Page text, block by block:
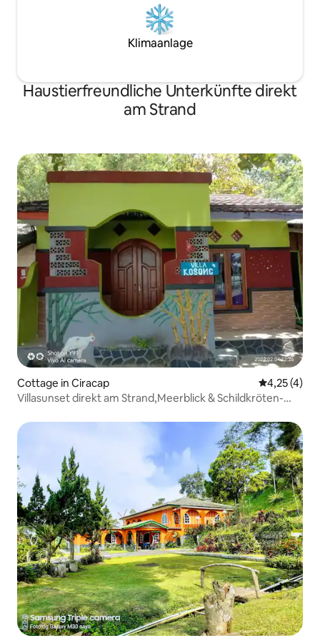
Klimaanlage
Haustierfreundliche Unterkünfte direkt
am Strand
Cottage in Ciracap
4,25 (4)
Villasunset direkt am Strand,Meerblick & Schildkröten-